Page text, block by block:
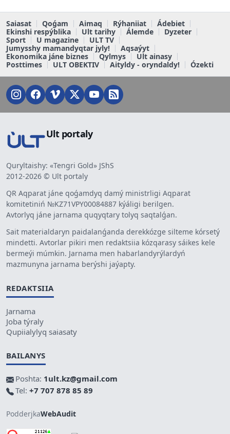
Saiasat Qoǵam Aimaq Rýhaniiat
Ádebiet
Ekinshi respýblika
Ult tarihy Álemde
Dyzeter
Sport
U magazine
ULT TV
Jumysshy mamandyqtar jyly!
Aqsaýyt
Ekonomika jáne biznes
Qylmys
Ult ainasy
Posttimes
ULT OBEKTIV Aityldy - oryndaldy! Ózekti
Ult portaly
Quryltaishy: «Tengri Gold» JShS
2012-2026 © Ult portaly
QR Aqparat jáne qoǵamdyq damý ministrligi Aqparat
komitetiniń №KZ71VPY00084887 kýáligi berilgen.
Avtorlyq jáne jarnama quqyqtary tolyq saqtalǵan.
Sait materialdaryn paidalanǵanda derekkózge silteme kórsetý
mindetti. Avtorlar pikiri men redaktsiia kózqarasy sáikes kele
bermeýi múmkin. Jarnama men habarlandyrýlardyń
mazmunyna jarnama berýshi jaýapty.
REDAKTSIIA
Jarnama
Joba týraly
Qupiialylyq saiasaty
BAILANYS
Poshta: 1ult.kz@gmail.com
Tel: +7 707 878 85 89
PodderjkaWebAudit